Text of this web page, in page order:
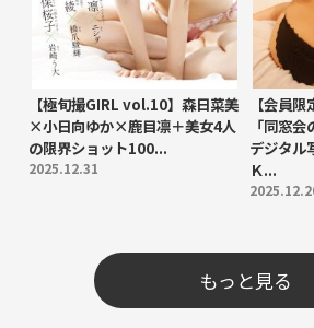
【極旬撮GIRL vol.10】森日菜美
×小日向ゆか×鹿目凛＋美女4人
の限界ショット100...
2025.12.31
【会員
「同窓
デジタル
Ｋ...
もっと見る